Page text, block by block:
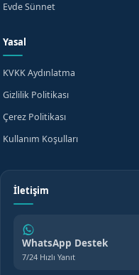
Evde Sünnet
Yasal
KVKK Aydınlatma
Gizlilik Politikası
Çerez Politikası
Kullanım Koşulları
İletişim
WhatsApp Destek
7/24 Hızlı Yanıt